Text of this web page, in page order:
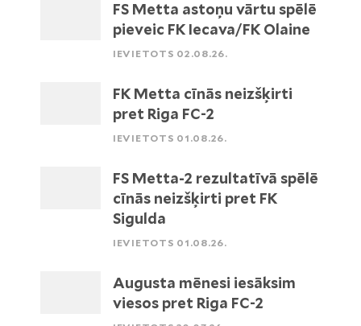
FS Metta astoņu vārtu spēlē
pieveic FK Iecava/FK Olaine
IEVIETOTS 02.08.26.
FK Metta cīnās neizšķirti
pret Riga FC-2
IEVIETOTS 01.08.26.
FS Metta-2 rezultatīvā spēlē
cīnās neizšķirti pret FK
Sigulda
IEVIETOTS 01.08.26.
Augusta mēnesi iesāksim
viesos pret Riga FC-2